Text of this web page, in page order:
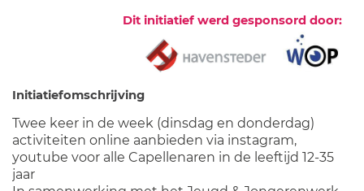
Dit initiatief werd gesponsord door:
Initiatiefomschrijving
Twee keer in de week (dinsdag en donderdag)
activiteiten online aanbieden via instagram,
youtube voor alle Capellenaren in de leeftijd 12-35
jaar